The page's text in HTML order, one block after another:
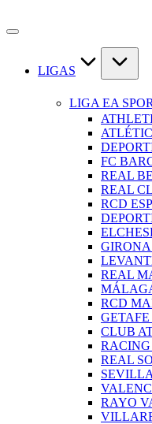
LIGAS
LIGA EA
FC
REAL
REAL
RCD
ELCHE
GIRONA
REAL
RCD
GETAFE
CLUB
REAL
RAYO